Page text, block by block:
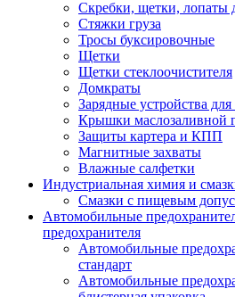
Скребки, щетки, лопаты
Стяжки груза
Тросы буксировочные
Щетки
Щетки стеклоочистителя
Домкраты
Зарядные устройства
Крышки маслозаливной
Защиты картера и КПП
Магнитные захваты
Влажные салфетки
Индустриальная химия и
Смазки с пищевым
Автомобильные
предохранителя
Автомобильные
стандарт
Автомобильные